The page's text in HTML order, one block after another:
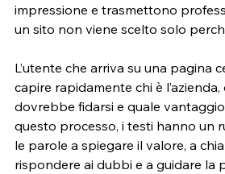
impressione e trasmettono
un sito non viene scelto solo
L’utente che arriva su una pagina
capire rapidamente chi è
dovrebbe fidarsi e quale
questo processo, i testi hanno un
le parole a spiegare il valore, a
rispondere ai dubbi e a guidare la